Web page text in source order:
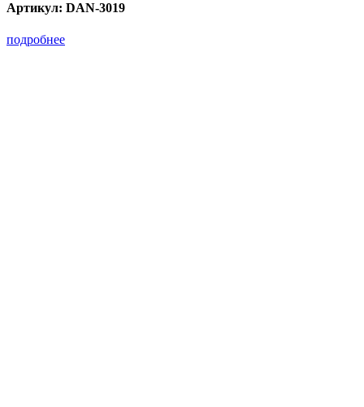
Артикул: DAN-3019
подробнее